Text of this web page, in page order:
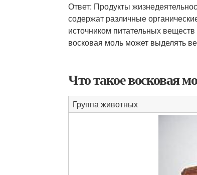
Ответ: Продукты
содержат различные
источником питательных
восковая моль может выделять
Что такое восковая
Группа животных